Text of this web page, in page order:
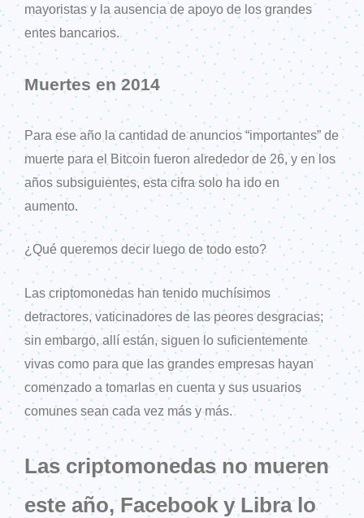
mayoristas y la ausencia de apoyo de los grandes
entes bancarios.
Muertes en 2014
Para ese año la cantidad de anuncios “importantes” de
muerte para el Bitcoin fueron alrededor de 26, y en los
años subsiguientes, esta cifra solo ha ido en
aumento.
¿Qué queremos decir luego de todo esto?
Las criptomonedas han tenido muchísimos
detractores, vaticinadores de las peores desgracias;
sin embargo, allí están, siguen lo suficientemente
vivas como para que las grandes empresas hayan
comenzado a tomarlas en cuenta y sus usuarios
comunes sean cada vez más y más.
Las criptomonedas no mueren
este año, Facebook y Libra lo